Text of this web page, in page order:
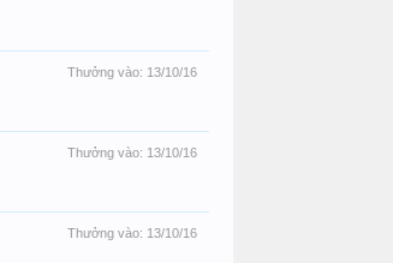
Thưởng vào: 13/10/16
Thưởng vào: 13/10/16
Thưởng vào: 13/10/16